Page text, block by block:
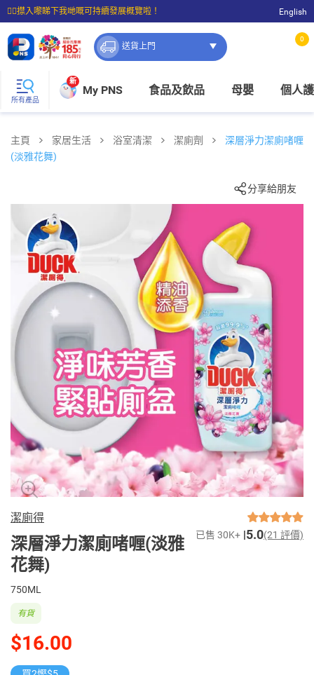
☝🏼㩒入嚟睇下我哋嘅可持續發展概覽啦！
⭐購物滿$399即享免費送貨；滿$100即可免費店取。
English
送貨上門
0
所有產品
新
My PNS 食品及飲品 母嬰 個人
主頁 家居生活 浴室清潔 潔廁劑
深層淨力潔廁啫喱
(淡雅花舞)
分享給朋友
潔廁得
深層淨力潔廁啫喱(淡雅
花舞)
已售 30K+ 5.0(21 評價)
750ML
$16.00
有貨